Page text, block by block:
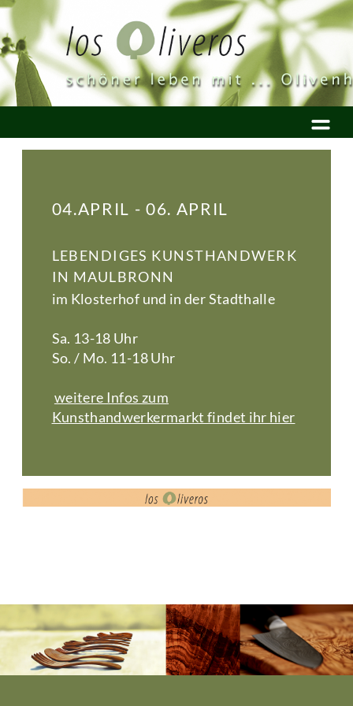
04.APRIL - 06. APRIL
LEBENDIGES KUNSTHANDWERK
IN MAULBRONN
im Klosterhof und in der Stadthalle
Sa. 13-18 Uhr
So. / Mo. 11-18 Uhr
weitere Infos zum
Kunsthandwerkermarkt findet ihr hier